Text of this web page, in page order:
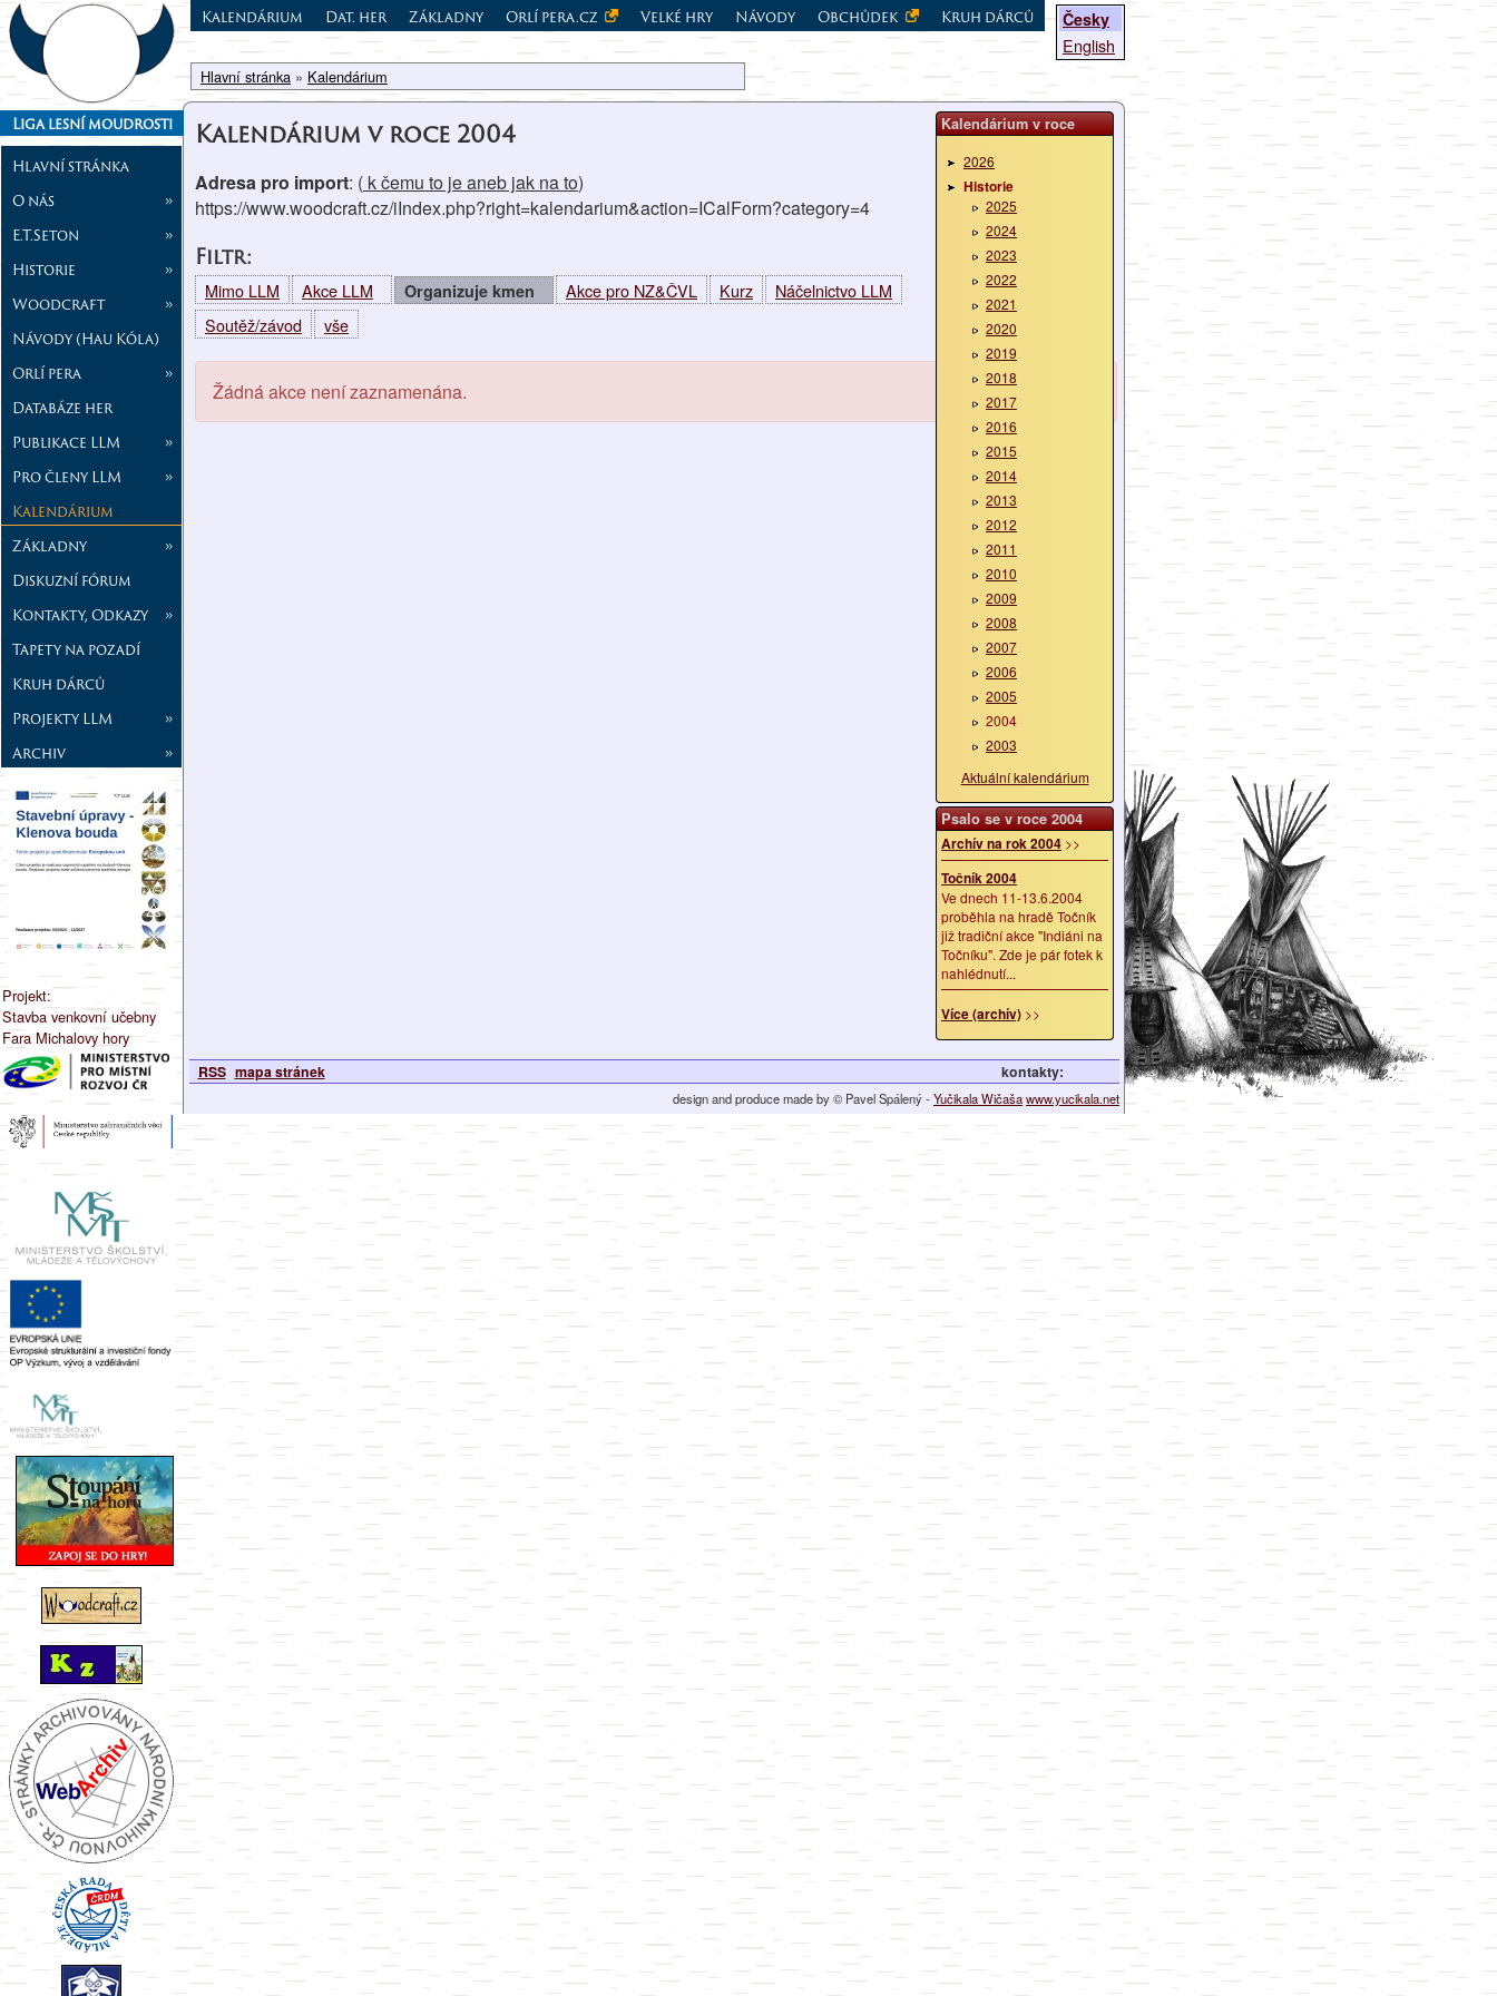
Liga lesní moudrosti
Hlavní stránka
O nás
»
E.T.Seton
»
Historie
»
Woodcraft
»
Návody (Hau Kóla)
Orlí pera
»
Databáze her
Publikace LLM
»
Pro členy LLM
»
Kalendárium
Základny
»
Diskuzní fórum
Kontakty, Odkazy
»
Tapety na pozadí
Kruh dárců
Projekty LLM
»
Archiv
»
Projekt:
Stavba venkovní učebny
Fara Michalovy hory
Česky
English
Kalendárium Dat. her Základny Orlí pera.cz Velké hry Návody Obchůdek Kruh dárců
Hlavní stránka » Kalendárium
Kalendárium v roce
2026
Historie
2025
2024
2023
2022
2021
2020
2019
2018
2017
2016
2015
2014
2013
2012
2011
2010
2009
2008
2007
2006
2005
2004
2003
Aktuální kalendárium
Psalo se v roce 2004
Archív na rok 2004 >>
Točník 2004
Ve dnech 11-13.6.2004
proběhla na hradě Točník
již tradiční akce "Indiáni na
Točníku". Zde je pár fotek k
nahlédnutí...
Více (archív) >>
Kalendárium v roce 2004
Adresa pro import: ( k čemu to je aneb jak na to)
https://www.woodcraft.cz/iIndex.php?right=kalendarium&action=ICalForm?category=4
Filtr:
Mimo LLM Akce LLM Organizuje kmen Akce pro NZ&ČVL Kurz
Náčelnictvo LLM
Soutěž/závod
vše
Žádná akce není zaznamenána.
RSS mapa stránek kontakty:
design and produce made by © Pavel Spálený -Yučikala Wičašawww.yucikala.net